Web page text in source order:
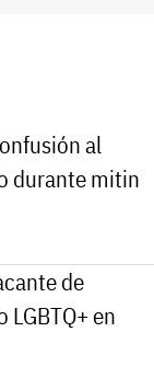
al
durante mitin
de
LGBTQ+ en